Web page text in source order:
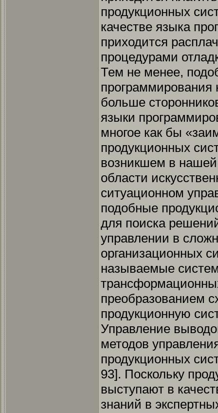
продукционных
качестве языка
приходится
процедурами
Тем не менее,
программирования
больше
языки
многое как бы
продукционных
возникшем в
области
ситуационном
подобные
для поиска
управлении в
организационных
называемые
преобразованием
продукционную
Управление
методов
продукционных
93]. Поскольку
выступают в
знаний в